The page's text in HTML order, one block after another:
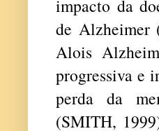
impacto da
de Alzheimer
Alois
progressiva e
perda da
(SMITH,